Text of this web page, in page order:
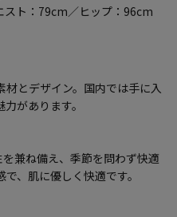
ト：79cm／ヒップ：96cm
とデザイン。国内では手に入
があります。
兼ね備え、季節を問わず快適
、肌に優しく快適です。